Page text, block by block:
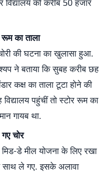
को करीब 50 हजार
का ताला
की घटना का खुलासा हुआ.
ने बताया कि सुबह करीब छह
कक्ष का ताला टूटा होने की
पहुंचीं तो स्टोर रूम का
गायब था.
चोर
डे मील योजना के लिए रखा
ले गए. इसके अलावा